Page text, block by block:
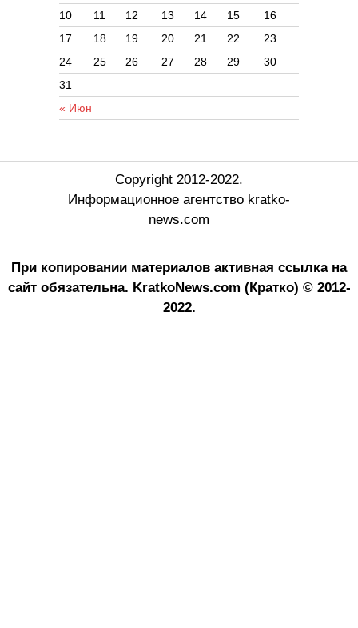
« Июн
10
11 12 13 14 15
16
17
18 19 20 21 22
23
24
25 26 27 28 29
30
31
Copyright 2012-2022.
Информационное агентство kratko-
news.com
При копировании материалов активная ссылка на
сайт обязательна. KratkoNews.com (Кратко) © 2012-
2022.